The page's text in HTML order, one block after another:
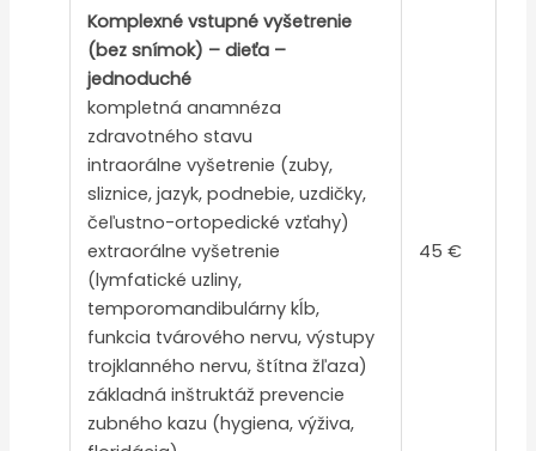
Komplexné vstupné vyšetrenie
(bez snímok) – dieťa –
jednoduché
kompletná anamnéza
zdravotného stavu
intraorálne vyšetrenie (zuby,
sliznice, jazyk, podnebie, uzdičky,
čeľustno-ortopedické vzťahy)
extraorálne vyšetrenie
(lymfatické uzliny,
temporomandibulárny kĺb,
funkcia tvárového nervu, výstupy
trojklanného nervu, štítna žľaza)
základná inštruktáž prevencie
zubného kazu (hygiena, výživa,
45 €